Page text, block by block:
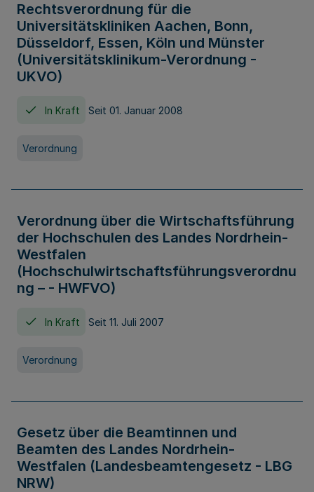
Rechtsverordnung für die
Universitätskliniken Aachen, Bonn,
Düsseldorf, Essen, Köln und Münster
(Universitätsklinikum-Verordnung -
UKVO)
In Kraft Seit 01. Januar 2008
Verordnung
Verordnung über die Wirtschaftsführung
der Hochschulen des Landes Nordrhein-
Westfalen
(Hochschulwirtschaftsführungsverordnu
ng – - HWFVO)
In Kraft Seit 11. Juli 2007
Verordnung
Gesetz über die Beamtinnen und
Beamten des Landes Nordrhein-
Westfalen (Landesbeamtengesetz - LBG
NRW)